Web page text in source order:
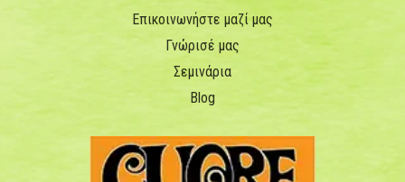
Επικοινωνήστε μαζί μας
Γνώρισέ μας
Σεμινάρια
Blog